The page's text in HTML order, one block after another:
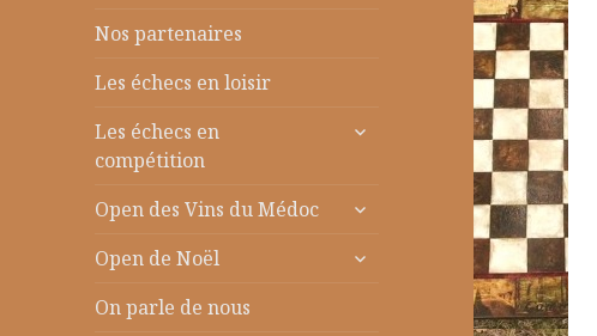
Nos partenaires
Les échecs en loisir
Les échecs en
compétition
ouvrir
menu
Open des Vins du Médoc
ouvrir
sous-
Open de Noël
ouvrir
On parle de nous